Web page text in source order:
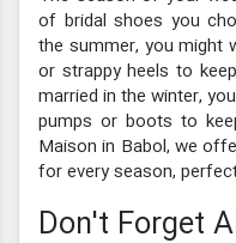
of bridal shoes you
the summer, you might
or strappy heels to
married in the winter,
pumps or boots to
Maison in Babol, we
for every season,
Don't Forget